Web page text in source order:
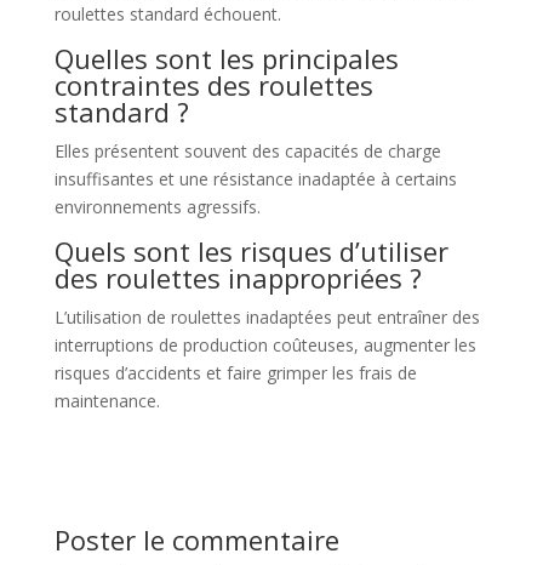
roulettes standard échouent.
Quelles sont les principales
contraintes des roulettes
standard ?
Elles présentent souvent des capacités de charge
insuffisantes et une résistance inadaptée à certains
environnements agressifs.
Quels sont les risques d’utiliser
des roulettes inappropriées ?
L’utilisation de roulettes inadaptées peut entraîner des
interruptions de production coûteuses, augmenter les
risques d’accidents et faire grimper les frais de
maintenance.
Poster le commentaire